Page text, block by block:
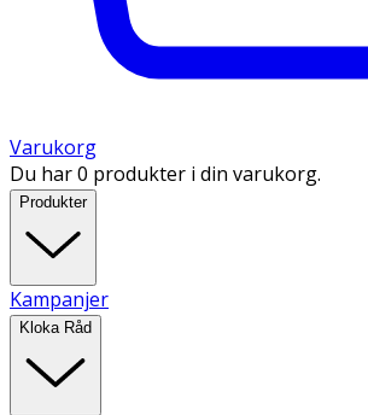
Varukorg
Du har 0 produkter i din varukorg.
Produkter
Kampanjer
Kloka Råd